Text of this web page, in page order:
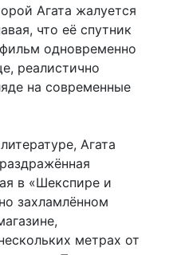
Агата жалуется
что её спутник
одновременно
реалистично
на современные
Агата
в «Шекспире и
захламлённом
метрах от